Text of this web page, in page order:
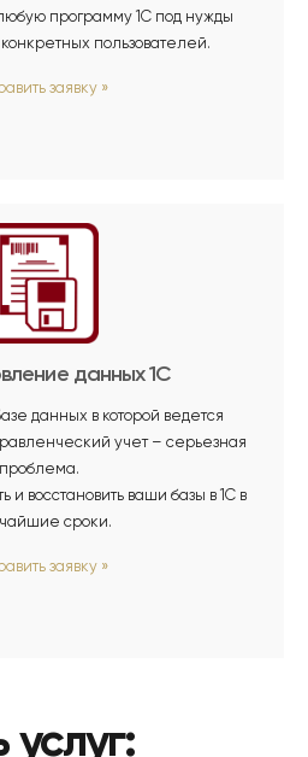
программу 1С под нужды
пользователей.
заявку »
данных 1С
данных в которой ведется
учет – серьезная
проблема.
восстановить ваши базы в 1С в
сроки.
заявку »